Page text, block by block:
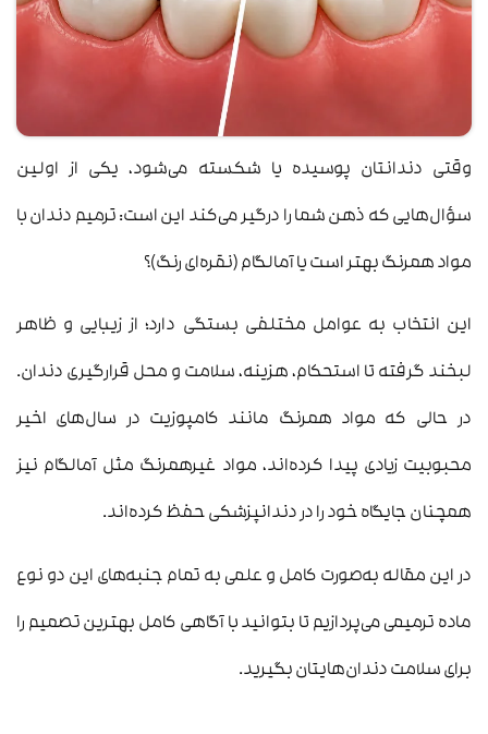
وقتی دندانتان پوسیده یا شکسته می‌شود، یکی از اولین
سؤال‌هایی که ذهن شما را درگیر می‌کند این است: ترمیم دندان با
مواد همرنگ بهتر است یا آمالگام (نقره‌ای رنگ)؟
این انتخاب به عوامل مختلفی بستگی دارد؛ از زیبایی و ظاهر
لبخند گرفته تا استحکام، هزینه، سلامت و محل قرارگیری دندان.
در حالی که مواد همرنگ مانند کامپوزیت در سال‌های اخیر
محبوبیت زیادی پیدا کرده‌اند، مواد غیرهمرنگ مثل آمالگام نیز
همچنان جایگاه خود را در دندانپزشکی حفظ کرده‌اند.
در این مقاله به‌صورت کامل و علمی به تمام جنبه‌های این دو نوع
ماده ترمیمی می‌پردازیم تا بتوانید با آگاهی کامل بهترین تصمیم را
برای سلامت دندان‌هایتان بگیرید.